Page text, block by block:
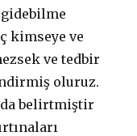
kimseye ve
ve tedbir
oluruz.
belirtmiştir